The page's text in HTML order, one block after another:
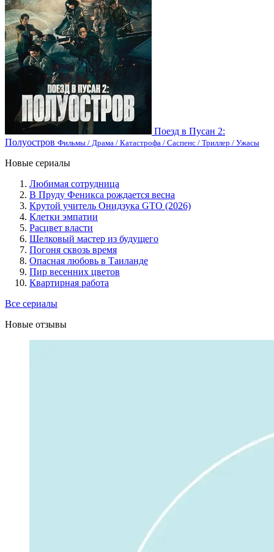
Поезд в Пусан 2:
Полуостров Фильмы / Драма / Катастрофа / Саспенс / Триллер / Ужасы
Новые сериалы
Любимая сотрудница
В Пруду Феникса рождается весна
Крутой учитель Онидзука GTO (2026)
Клетки эмпатии
Расцвет власти
Шелковый мастер из будущего
Погоня сквозь время
Опасная любовь в Таиланде
Пир весенних цветов
Квартирная работа
Все сериалы
Новые отзывы